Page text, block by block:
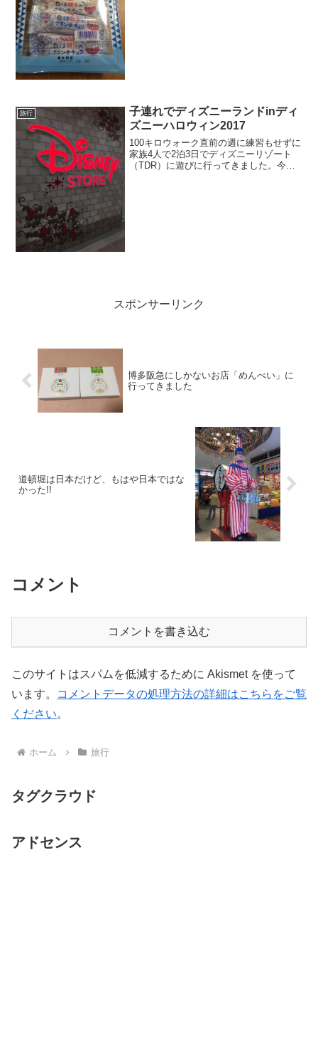
旅行
子連れでディズニーランドinディ
ズニーハロウィン2017
100キロウォーク直前の週に練習もせずに
家族4人で2泊3日でディズニーリゾート
（TDR）に遊びに行ってきました。今回1
スポンサーリンク
博多阪急にしかないお店「めんべい」に
行ってきました
道頓堀は日本だけど、もはや日本ではな
かった!!
コメント
コメントを書き込む
このサイトはスパムを低減するために Akismet を使って
います。
コメントデータの処理方法の詳細はこちらをご覧
ください。
ホーム 旅行
タグクラウド
アドセンス